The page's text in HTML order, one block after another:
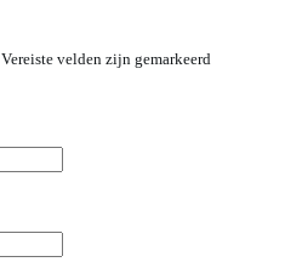
Vereiste velden zijn gemarkeerd